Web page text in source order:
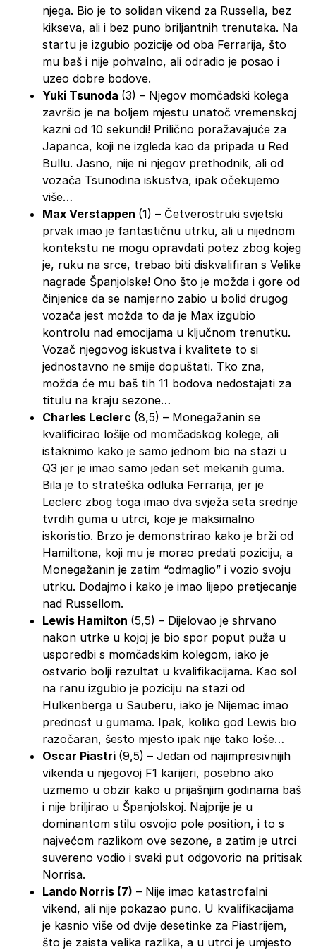
njega. Bio je to solidan vikend za Russella, bez
kikseva, ali i bez puno briljantnih trenutaka. Na
startu je izgubio pozicije od oba Ferrarija, što
mu baš i nije pohvalno, ali odradio je posao i
uzeo dobre bodove.
Yuki Tsunoda (3) – Njegov momčadski kolega
završio je na boljem mjestu unatoč vremenskoj
kazni od 10 sekundi! Prilično poražavajuće za
Japanca, koji ne izgleda kao da pripada u Red
Bullu. Jasno, nije ni njegov prethodnik, ali od
vozača Tsunodina iskustva, ipak očekujemo
više…
Max Verstappen (1) – Četverostruki svjetski
prvak imao je fantastičnu utrku, ali u nijednom
kontekstu ne mogu opravdati potez zbog kojeg
je, ruku na srce, trebao biti diskvalifiran s Velike
nagrade Španjolske! Ono što je možda i gore od
činjenice da se namjerno zabio u bolid drugog
vozača jest možda to da je Max izgubio
kontrolu nad emocijama u ključnom trenutku.
Vozač njegovog iskustva i kvalitete to si
jednostavno ne smije dopuštati. Tko zna,
možda će mu baš tih 11 bodova nedostajati za
titulu na kraju sezone…
Charles Leclerc (8,5) – Monegažanin se
kvalificirao lošije od momčadskog kolege, ali
istaknimo kako je samo jednom bio na stazi u
Q3 jer je imao samo jedan set mekanih guma.
Bila je to strateška odluka Ferrarija, jer je
Leclerc zbog toga imao dva svježa seta srednje
tvrdih guma u utrci, koje je maksimalno
iskoristio. Brzo je demonstrirao kako je brži od
Hamiltona, koji mu je morao predati poziciju, a
Monegažanin je zatim “odmaglio” i vozio svoju
utrku. Dodajmo i kako je imao lijepo pretjecanje
nad Russellom.
Lewis Hamilton (5,5) – Dijelovao je shrvano
nakon utrke u kojoj je bio spor poput puža u
usporedbi s momčadskim kolegom, iako je
ostvario bolji rezultat u kvalifikacijama. Kao sol
na ranu izgubio je poziciju na stazi od
Hulkenberga u Sauberu, iako je Nijemac imao
prednost u gumama. Ipak, koliko god Lewis bio
razočaran, šesto mjesto ipak nije tako loše…
Oscar Piastri (9,5) – Jedan od najimpresivnijih
vikenda u njegovoj F1 karijeri, posebno ako
uzmemo u obzir kako u prijašnjim godinama baš
i nije briljirao u Španjolskoj. Najprije je u
dominantom stilu osvojio pole position, i to s
najvećom razlikom ove sezone, a zatim je utrci
suvereno vodio i svaki put odgovorio na pritisak
Norrisa.
Lando Norris (7) – Nije imao katastrofalni
vikend, ali nije pokazao puno. U kvalifikacijama
je kasnio više od dvije desetinke za Piastrijem,
što je zaista velika razlika, a u utrci je umjesto